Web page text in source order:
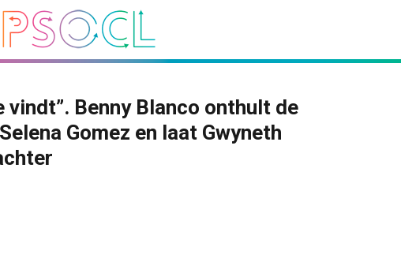
vindt”. Benny Blanco onthult de
Gomez en laat Gwyneth